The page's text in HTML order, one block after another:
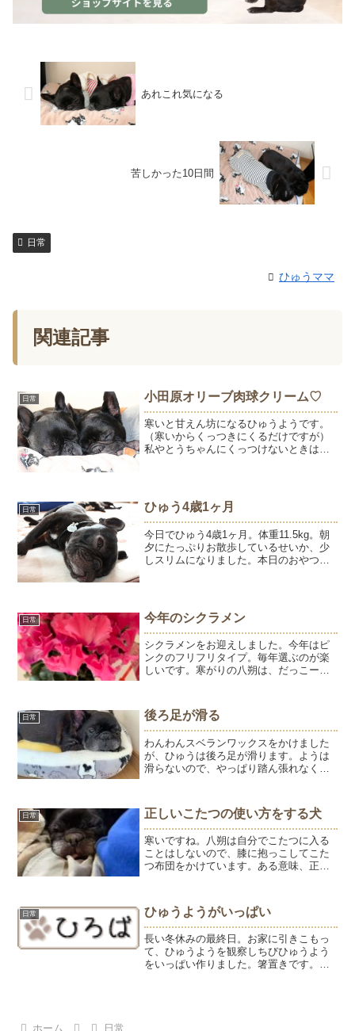
あれこれ気になる
苦しかった10日間
日常
ひゅうママ
関連記事
日常 小田原オリーブ肉球クリーム♡
寒いと甘えん坊になるひゅうようです。
（寒いからくっつきにくるだけですが）
私やとうちゃんにくっつけないときは、
すがカメラを向けると止め...
日常 ひゅう4歳1ヶ月
今日でひゅう4歳1ヶ月。体重11.5kg。朝
夕にたっぷりお散歩しているせいか、少
しスリムになりました。本日のおやつは
うなひゅう。見...
日常 今年のシクラメン
シクラメンをお迎えしました。今年はピ
ンクのフリフリタイプ。毎年選ぶのが楽
しいです。寒がりの八朔は、だっこーと
る（笑）
日常 後ろ足が滑る
わんわんスベランワックスをかけました
が、ひゅうは後ろ足が滑ります。ようは
滑らないので、やっぱり踏ん張れなくな
のですがよくいるテーブルの下にもラグ
を敷くことに。気づいたよ...
日常 正しいこたつの使い方をする犬
寒いですね。八朔は自分でこたつに入る
ことはしないので、膝に抱っこしてこた
つ布団をかけています。ある意味、正し
時に気づきました。右目が赤い。ワクチ
ンのお知らせも来ていたの...
日常 ひゅうようがいっぱい
長い冬休みの最終日。お家に引きこもっ
て、ひゅうようを観察しちびひゅうよう
をいっぱい作りました。箸置きです。顔
ホーム
日常